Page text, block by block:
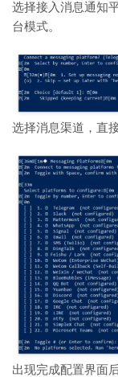
选择接入消息通知
台模式。
选择消息渠道，直
出现完成配置界面